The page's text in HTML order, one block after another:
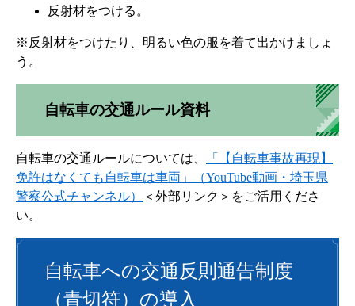
反射材をつける。
※反射材をつけたり、明るい色の服を着て出かけましょ
う。
自転車の交通ルール資料
自転車の交通ルールについては、
「【自転車事故再現】
免許はなくても自転車は車両」（YouTube動画・埼玉県
警察公式チャンネル）
＜外部リンク＞ をご活用くださ
い。
自転車への交通反則通告制度
（青切符）の導入